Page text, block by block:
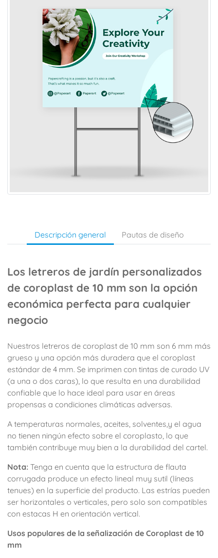
Descripción general Pautas de diseño
Los letreros de jardín personalizados
de coroplast de 10 mm son la opción
económica perfecta para cualquier
negocio
Nuestros letreros de coroplast de 10 mm son 6 mm más
grueso y una opción más duradera que el coroplast
estándar de 4 mm. Se imprimen con tintas de curado UV
(a una o dos caras), lo que resulta en una durabilidad
confiable que lo hace ideal para usar en áreas
propensas a condiciones climáticas adversas.
A temperaturas normales, aceites, solventes,y el agua
no tienen ningún efecto sobre el coroplasto, lo que
también contribuye muy bien a la durabilidad del cartel.
Nota: Tenga en cuenta que la estructura de flauta
corrugada produce un efecto lineal muy sutil (líneas
tenues) en la superficie del producto. Las estrías pueden
ser horizontales o verticales, pero solo son compatibles
con estacas H en orientación vertical.
Usos populares de la señalización de Coroplast de 10
mm